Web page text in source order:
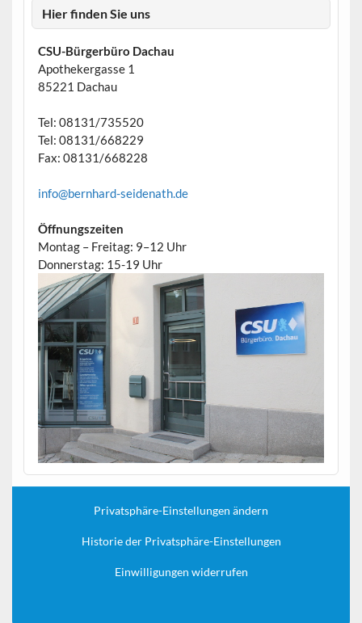
Hier finden Sie uns
CSU-Bürgerbüro Dachau
Apothekergasse 1
85221 Dachau
Tel: 08131/735520
Tel: 08131/668229
Fax: 08131/668228
info@bernhard-seidenath.de
Öffnungszeiten
Montag – Freitag: 9–12 Uhr
Donnerstag: 15-19 Uhr
Privatsphäre-Einstellungen ändern
Historie der Privatsphäre-Einstellungen
Einwilligungen widerrufen